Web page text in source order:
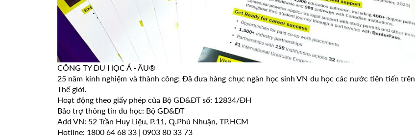
CÔNG TY DU HỌC Á - ÂU®
25 năm kinh nghiệm và thành công: Đã đưa hàng chục ngàn học sinh VN du học các nước tiên tiến trên
Thế giới.
Hoạt động theo giấy phép của Bộ GD&ĐT số: 12834/ĐH
Bảo trợ thông tin du học: Bộ GD&ĐT
Add VN: 52 Trần Huy Liệu, P.11, Q.Phú Nhuận, TP.HCM
Hotline: 1800 64 68 33 | 0903 80 33 73